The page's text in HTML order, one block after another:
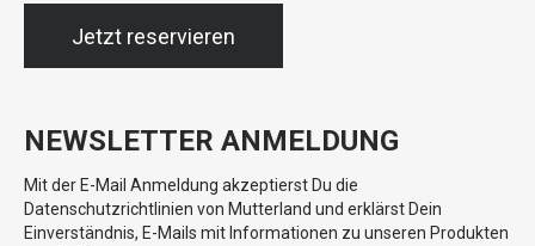
Jetzt reservieren
NEWSLETTER ANMELDUNG
Mit der E-Mail Anmeldung akzeptierst Du die
Datenschutzrichtlinien von Mutterland und erklärst Dein
Einverständnis, E-Mails mit Informationen zu unseren Produkten